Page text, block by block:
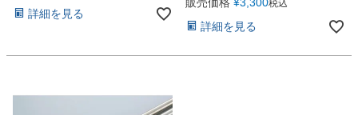
詳細を見る
税込
詳細を見る